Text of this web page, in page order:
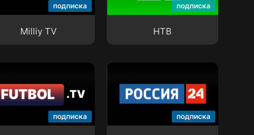
подписка
Milliy TV
подписка
НТВ
подписка подписка